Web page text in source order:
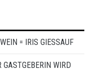
= IRIS GIESSAUF
WIRD